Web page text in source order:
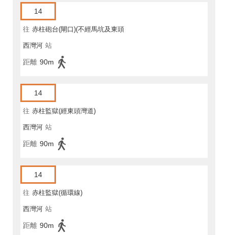
14
往 赤柱砲台(閘口)(不經馬坑及東頭
灣道)
西灣河 站
距離 90m
14
往 赤柱監獄(經東頭灣道)
西灣河 站
距離 90m
14
往 赤柱監獄(循環線)
西灣河 站
距離 90m